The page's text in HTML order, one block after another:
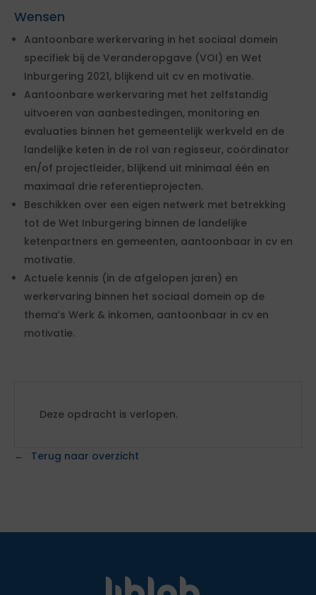
Wensen
Aantoonbare werkervaring in het sociaal domein
specifiek bij de Veranderopgave (VOI) en Wet
Inburgering 2021, blijkend uit cv en motivatie.
Aantoonbare werkervaring met het zelfstandig
uitvoeren van aanbestedingen, monitoring en
evaluaties binnen het gemeentelijk werkveld en de
landelijke keten in de rol van regisseur, coördinator
en/of projectleider, blijkend uit minimaal één en
maximaal drie referentieprojecten.
Beschikken over een eigen netwerk met betrekking
tot de Wet Inburgering binnen de landelijke
ketenpartners en gemeenten, aantoonbaar in cv en
motivatie.
Actuele kennis (in de afgelopen jaren) en
werkervaring binnen het sociaal domein op de
thema’s Werk & inkomen, aantoonbaar in cv en
motivatie.
Deze opdracht is verlopen.
Terug naar overzicht